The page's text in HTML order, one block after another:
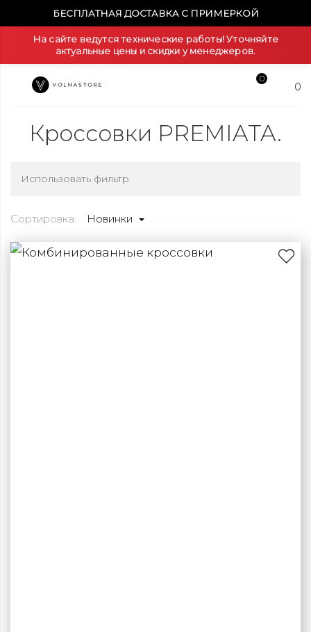
БЕСПЛАТНАЯ ДОСТАВКА С ПРИМЕРКОЙ
На сайте ведутся технические работы! Уточняйте
актуальные цены и скидки у менеджеров.
0
0
Кроссовки PREMIATA.
Использовать фильтр
Сортировка: Новинки